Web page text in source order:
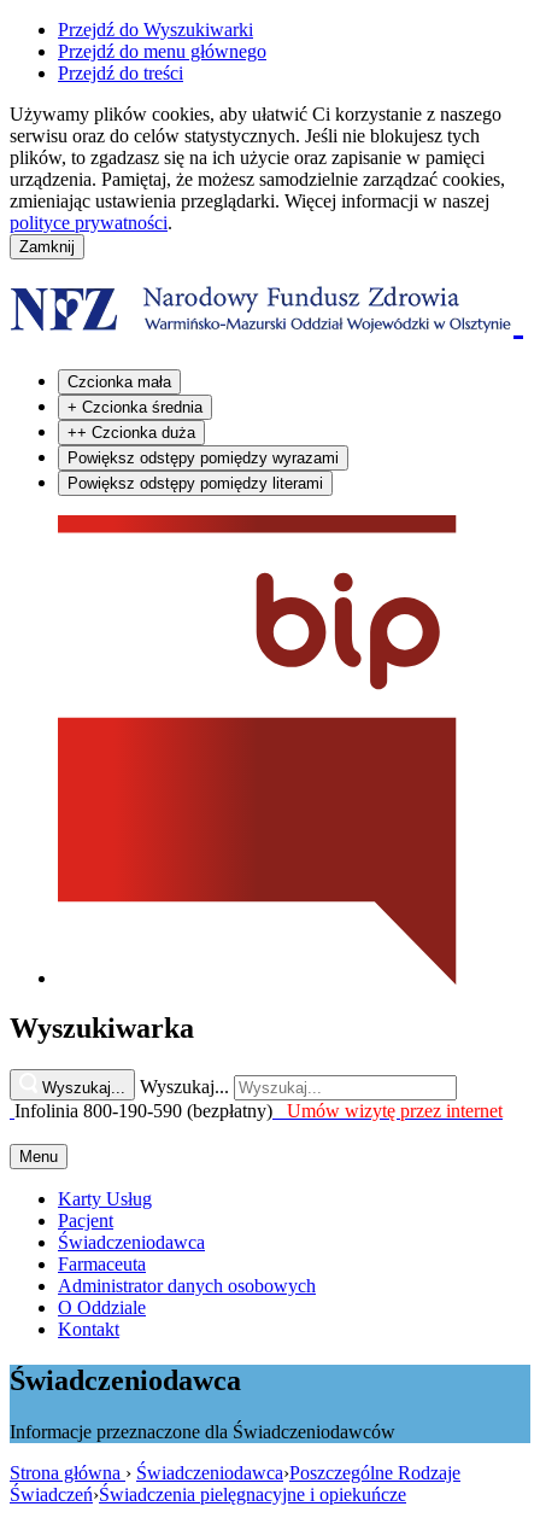
Przejdź do Wyszukiwarki
Przejdź do menu głównego
Przejdź do treści
Używamy plików cookies, aby ułatwić Ci korzystanie z naszego
serwisu oraz do celów statystycznych. Jeśli nie blokujesz tych
plików, to zgadzasz się na ich użycie oraz zapisanie w pamięci
urządzenia. Pamiętaj, że możesz samodzielnie zarządzać cookies,
zmieniając ustawienia przeglądarki. Więcej informacji w naszej
polityce prywatności.
Czcionka mała
+ Czcionka średnia
++ Czcionka duża
Powiększ odstępy pomiędzy wyrazami
Powiększ odstępy pomiędzy literami
Wyszukiwarka
Wyszukaj...
Wyszukaj...
Infolinia 800-190-590 (bezpłatny)
Umów wizytę przez internet
Menu
Karty Usług
Pacjent
Świadczeniodawca
Farmaceuta
Administrator danych osobowych
O Oddziale
Kontakt
Świadczeniodawca
Informacje przeznaczone dla Świadczeniodawców
Strona główna › Świadczeniodawca›Poszczególne Rodzaje
Świadczeń›Świadczenia pielęgnacyjne i opiekuńcze